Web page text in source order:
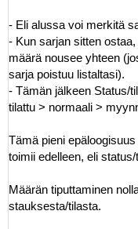
- Eli alussa voi merkitä
- Kun sarjan sitten
määrä nousee yhteen
sarja poistuu listaltasi).
- Tämän jälkeen Status/
tilattu > normaali >
Tämä pieni
toimii edelleen, eli
Määrän tiputtaminen
stauksesta/tilasta.